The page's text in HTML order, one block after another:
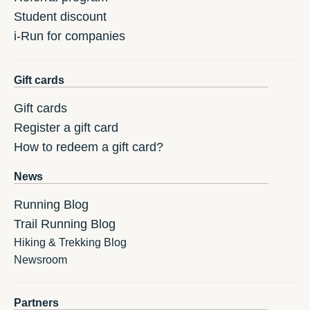
Student discount
i-Run for companies
Gift cards
Gift cards
Register a gift card
How to redeem a gift card?
News
Running Blog
Trail Running Blog
Hiking & Trekking Blog
Newsroom
Partners